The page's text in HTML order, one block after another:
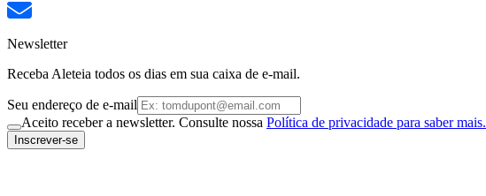
Newsletter
Receba Aleteia todos os dias em sua caixa de e-mail.
Seu endereço de e-mail
Aceito receber a newsletter. Consulte nossa Política de privacidade para saber mais.
Inscrever-se